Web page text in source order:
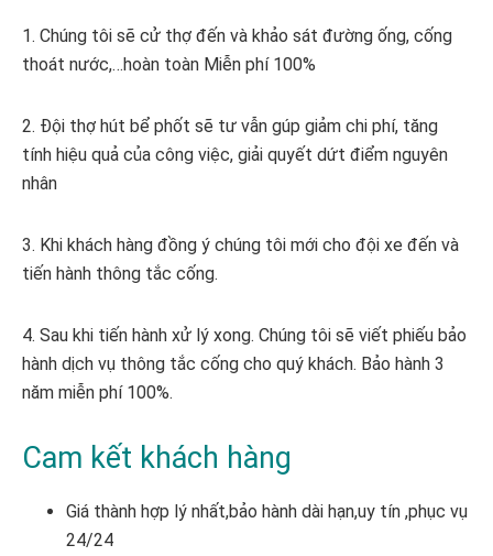
1. Chúng tôi sẽ cử thợ đến và khảo sát đường ống, cống
thoát nước,…hoàn toàn Miễn phí 100%
2. Đội thợ hút bể phốt sẽ tư vẫn gúp giảm chi phí, tăng
tính hiệu quả của công việc, giải quyết dứt điểm nguyên
nhân
3. Khi khách hàng đồng ý chúng tôi mới cho đội xe đến và
tiến hành thông tắc cống.
4. Sau khi tiến hành xử lý xong. Chúng tôi sẽ viết phiếu bảo
hành dịch vụ thông tắc cống cho quý khách. Bảo hành 3
năm miễn phí 100%.
Cam kết khách hàng
Giá thành hợp lý nhất,bảo hành dài hạn,uy tín ,phục vụ
24/24